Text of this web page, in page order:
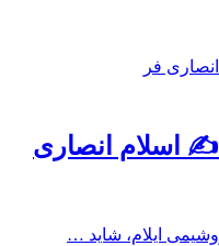
✍️ اسلام انصاری